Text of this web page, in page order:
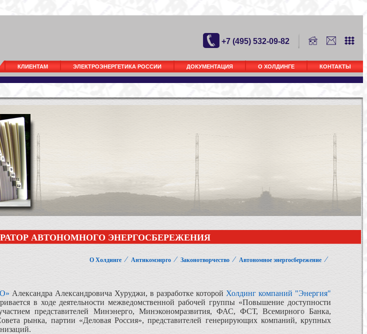
+7 (495) 532-09-82
КЛИЕНТАМ ЭЛЕКТРОЭНЕРГЕТИКА РОССИИ ДОКУМЕНТАЦИЯ О ХОЛДИНГЕ КОНТАКТЫ
АВТОНОМНОГО ЭНЕРГОСБЕРЕЖЕНИЯ
О Холдинге ⁄ Антикомэнрго ⁄ Законотворчество ⁄ Автономное энергосбережение ⁄
Александра Александровича Хуруджи, в разработке которой Холдинг компаний "Энергия"
в ходе деятельности межведомственной рабочей группы «Повышение доступности
представителей Минэнерго, Минэкономразвития, ФАС, ФСТ, Всемирного Банка,
рынка, партии «Деловая Россия», представителей генерирующих компаний, крупных